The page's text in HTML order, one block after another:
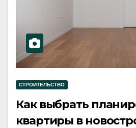
СТРОИТЕЛЬСТВО
Как выбрать
квартиры в